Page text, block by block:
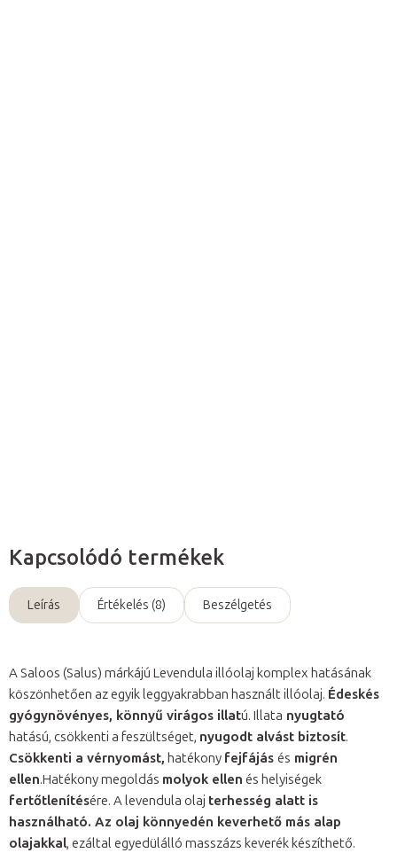
Kapcsolódó termékek
Leírás Értékelés (8) Beszélgetés
A Saloos (Salus) márkájú Levendula illóolaj komplex hatásának
köszönhetően az egyik leggyakrabban használt illóolaj. Édeskés
gyógynövényes, könnyű virágos illatú. Illata nyugtató
hatású, csökkenti a feszültséget, nyugodt alvást biztosít.
Csökkenti a vérnyomást, hatékony fejfájás és migrén
ellen.Hatékony megoldás molyok ellen és helyiségek
fertőtlenítésére. A levendula olaj terhesség alatt is
használható. Az olaj könnyedén keverhető más alap
olajakkal, ezáltal egyedülálló masszázs keverék készíthető.